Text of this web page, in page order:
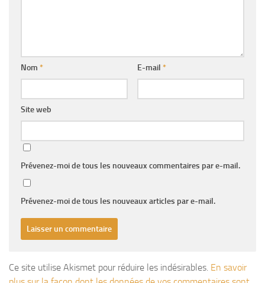
Nom * E-mail *
Site web
Prévenez-moi de tous les nouveaux commentaires par e-mail.
Prévenez-moi de tous les nouveaux articles par e-mail.
Ce site utilise Akismet pour réduire les indésirables. En savoir